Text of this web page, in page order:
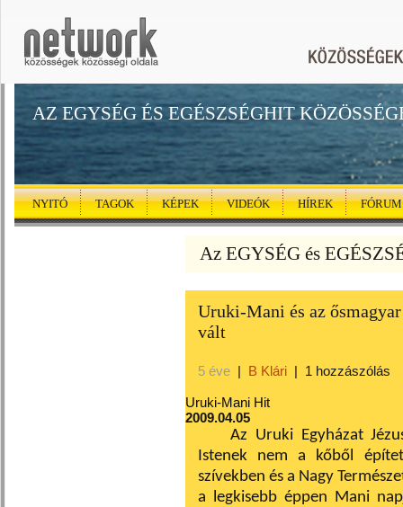
AZ EGYSÉG ÉS EGÉSZSÉGHIT
NYITÓ TAGOK KÉPEK VIDEÓK HÍREK FÓRUM
Az EGYSÉG és
Uruki-Mani és az
vált
5 éve | B Klári | 1 hozzászólás
Uruki-Mani Hit
2009.04.05
Az Uruki Egyházat
Istenek nem a kőből
szívekben és a Nagy
a legkisebb éppen Mani